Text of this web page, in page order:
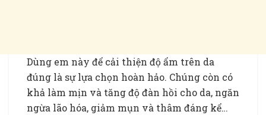
Dùng em này để cải thiện độ ẩm trên da
đúng là sự lựa chọn hoàn hảo. Chúng còn có
khả làm mịn và tăng độ đàn hồi cho da, ngăn
ngừa lão hóa, giảm mụn và thâm đáng kể…